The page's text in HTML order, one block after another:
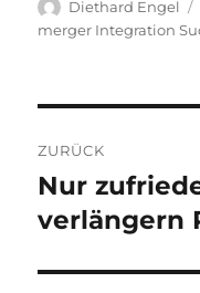
Autor
Diethard Engel
merger Integration
ZURÜCK
Vorheriger
Beitrag:
Nur
verlängern